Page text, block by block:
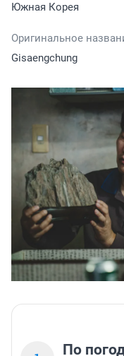
Южная Корея
Оригинальное
Gisaengchung
По